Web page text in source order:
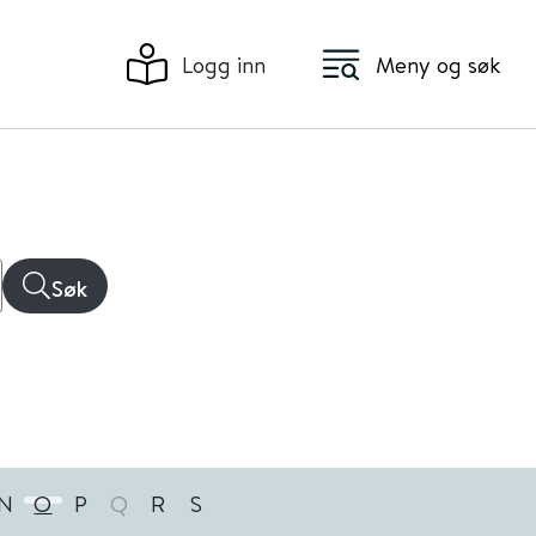
Logg inn Meny og søk
Søk
O P Q R S